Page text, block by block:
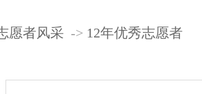
愿者风采 12年优秀志愿者